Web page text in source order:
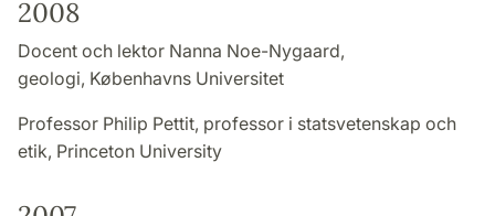
2008
Docent och lektor Nanna Noe-Nygaard,
geologi, Københavns Universitet
Professor Philip Pettit, professor i statsvetenskap och
etik, Princeton University